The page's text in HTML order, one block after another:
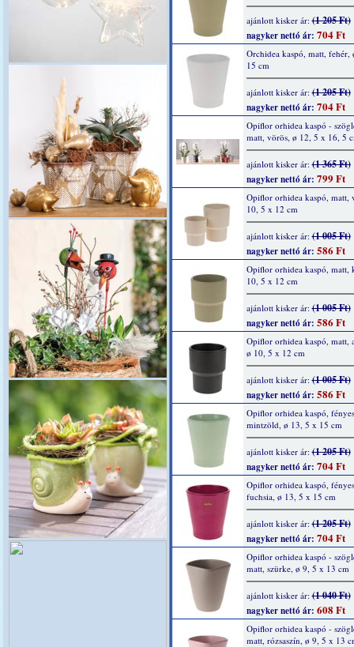
ajánlott kisker ár:(1 205 Ft)
nagyker nettó ár: 704 Ft
Orchidea kaspó, matt, fehér,
15 cm
ajánlott kisker ár:(1 205 Ft)
nagyker nettó ár: 704 Ft
Opiflor orhidea kaspó -
matt, vörös, ø 12, 5 x 16, 5
ajánlott kisker ár:(1 365 Ft)
nagyker nettó ár: 799 Ft
Opiflor orhidea kaspó, matt,
10, 5 x 12 cm
ajánlott kisker ár:(1 005 Ft)
nagyker nettó ár: 586 Ft
Opiflor orhidea kaspó, matt,
10, 5 x 12 cm
ajánlott kisker ár:(1 005 Ft)
nagyker nettó ár: 586 Ft
Opiflor orhidea kaspó, matt,
ø 10, 5 x 12 cm
ajánlott kisker ár:(1 005 Ft)
nagyker nettó ár: 586 Ft
Opiflor orhidea kaspó,
mintzöld, ø 13, 5 x 15 cm
ajánlott kisker ár:(1 205 Ft)
nagyker nettó ár: 704 Ft
Opiflor orhidea kaspó,
fuchsia, ø 13, 5 x 15 cm
ajánlott kisker ár:(1 205 Ft)
nagyker nettó ár: 704 Ft
Opiflor orhidea kaspó -
matt, szürke, ø 9, 5 x 13 cm
ajánlott kisker ár:(1 040 Ft)
nagyker nettó ár: 608 Ft
Opiflor orhidea kaspó -
matt, rózsaszín, ø 9, 5 x 13